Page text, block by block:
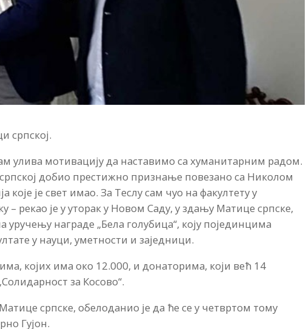
српској.
улива мотивацију да наставимо са хуманитарним радом.
добио престижно признање повезано са Николом
које је свет имао. За Теслу сам чуо на факултету у
– рекао је у уторак у Новом Саду, у здању Матице српске,
уручењу награде „Бела голубица“, коју појединцима
у науци, уметности и заједници.
којих има око 12.000, и донаторима, који већ 14
за Косово“.
српске, обелоданио је да ће се у четвртом тому
Гујон.